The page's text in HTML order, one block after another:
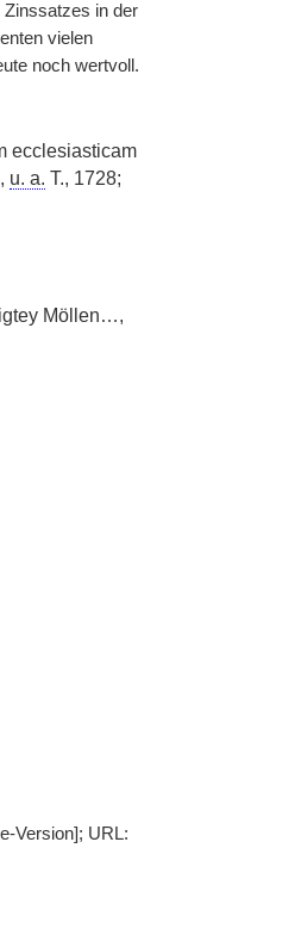
Zinssatzes in der
vielen
noch wertvoll.
ecclesiasticam
u. a. T., 1728;
Möllen…,
Version]; URL: